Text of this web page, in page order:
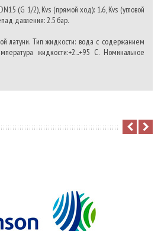
(G 1/2), Kvs (прямой ход): 1.6, Kvs (угловой
давления: 2.5 бар.
латуни. Тип жидкости: вода с содержанием
жидкости:+2...+95 C. Номинальное